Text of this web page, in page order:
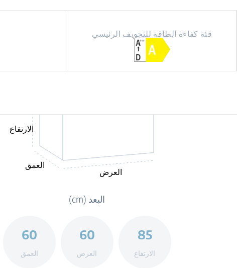
فئة كفاءة الطاقة للتجويف الرئيسي
الارتفاع
العمق
العرض
البعد (cm)
85
الارتفاع
60
العرض
60
العمق